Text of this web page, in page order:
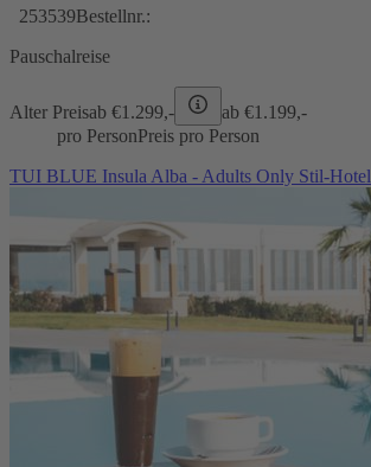
253539Bestellnr.:
Pauschalreise
Alter Preisab €1.299,- ab €1.199,-
pro PersonPreis pro Person
TUI BLUE Insula Alba - Adults Only Stil-Hotel